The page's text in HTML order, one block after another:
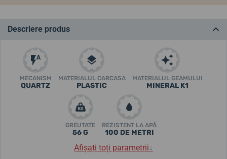
Descriere produs
MECANISM
QUARTZ
MATERIALUL CARCASA
PLASTIC
MATERIALUL GEAMULUI
MINERAL K1
GREUTATE
56 G
REZISTENT LA APĂ
100 DE METRI
Afișați toți parametrii↓